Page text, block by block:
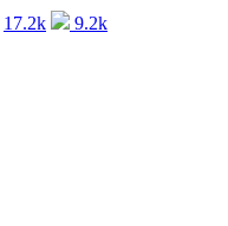
17.2k 9.2k